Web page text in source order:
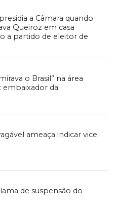
a Câmara quando
Queiroz em casa
a partido de eleitor de
o Brasil” na área
embaixador da
ameaça indicar vice
de suspensão do